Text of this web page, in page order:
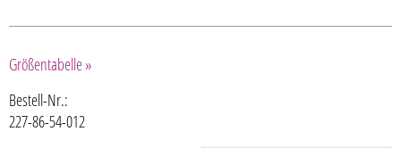
Größentabelle »
Bestell-Nr.:
227-86-54-012